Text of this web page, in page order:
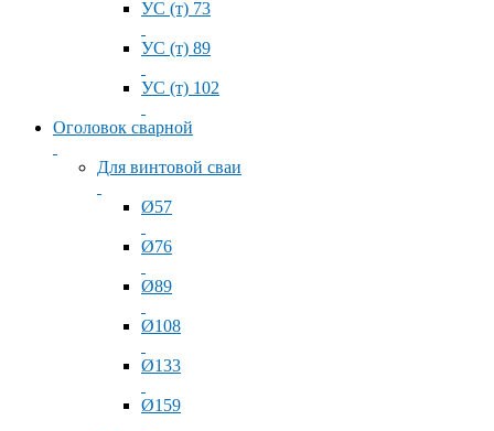
УС (т) 73
УС (т) 89
УС (т) 102
Оголовок сварной
Для винтовой сваи
Ø57
Ø76
Ø89
Ø108
Ø133
Ø159